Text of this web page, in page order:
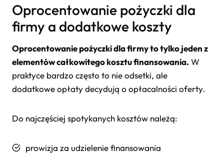
Oprocentowanie pożyczki dla
firmy a dodatkowe koszty
Oprocentowanie pożyczki dla firmy to tylko jeden z
elementów całkowitego kosztu finansowania. W
praktyce bardzo często to nie odsetki, ale
dodatkowe opłaty decydują o opłacalności oferty.
Do najczęściej spotykanych kosztów należą:
prowizja za udzielenie finansowania